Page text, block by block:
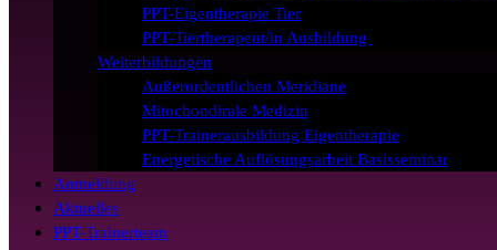
PPT-Eigentherapie Tier
PPT-Tiertherapeut/in Ausbildung
Weiterbildungen
Außerordentlichen Meridiane
Mitochondirale Medizin
PPT-Trainerausbildung Eigentherapie
Energetische Auflösungsarbeit Basisseminar
Anmeldung
Aktuelles
PPT-Trainerteam